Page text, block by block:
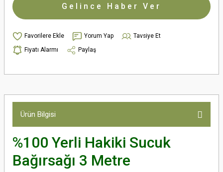
Gelince Haber Ver
Yorum Yap
Tavsiye Et
Fiyatı Alarmı
Paylaş
Ürün Bilgisi
%100 Yerli Hakiki Sucuk
Bağırsağı 3 Metre